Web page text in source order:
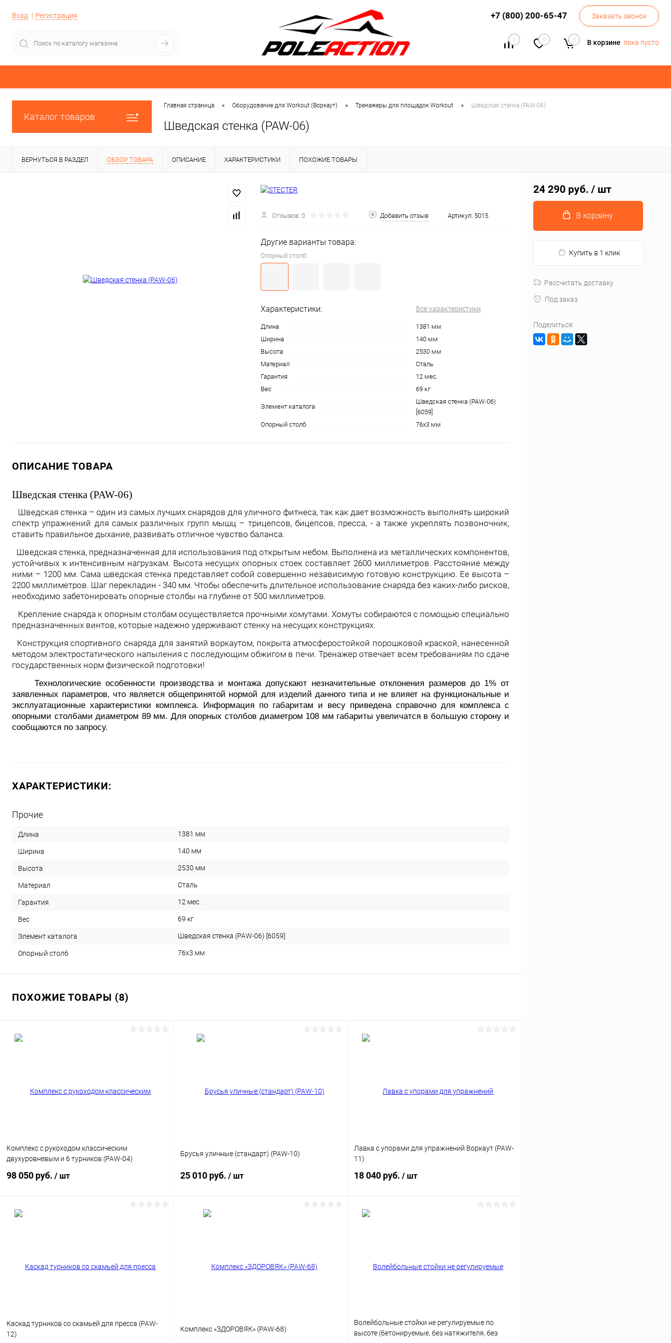
Вход Регистрация +7 (800) 200-65-47 Заказать звонок
0 0 0 В корзине пока пусто
Каталог товаров
Главная страница • Оборудование для Workout (Воркаут) • Тренажеры для площадок Workout • Шведская стенка (PAW-06)
Шведская стенка (PAW-06)
ВЕРНУТЬСЯ В РАЗДЕЛ ОБЗОР ТОВАРА ОПИСАНИЕ ХАРАКТЕРИСТИКИ ПОХОЖИЕ ТОВАРЫ
Отзывов: 0 Добавить отзыв Артикул: 5015
Другие варианты товара:
Опорный столб:
Характеристики: Все характеристики
Длина
1381 мм
Ширина
140 мм
Высота
2530 мм
Материал
Сталь
Гарантия
12 мес.
Вес
69 кг
Элемент каталога
Шведская стенка (PAW-06)
[6059]
Опорный столб
76х3 мм
ОПИСАНИЕ ТОВАРА
Шведская стенка (PAW-06)
Шведская стенка – один из самых лучших снарядов для уличного фитнеса, так как дает возможность выполнять широкий
спектр упражнений для самых различных групп мышц – трицепсов, бицепсов, пресса, - а также укреплять позвоночник,
ставить правильное дыхание, развивать отличное чувство баланса.
Шведская стенка, предназначенная для использования под открытым небом. Выполнена из металлических компонентов,
устойчивых к интенсивным нагрузкам. Высота несущих опорных стоек составляет 2600 миллиметров. Расстояние между
ними – 1200 мм. Сама шведская стенка представляет собой совершенно независимую готовую конструкцию. Ее высота –
2200 миллиметров. Шаг перекладин - 340 мм. Чтобы обеспечить длительное использование снаряда без каких-либо рисков,
необходимо забетонировать опорные столбы на глубине от 500 миллиметров.
Крепление снаряда к опорным столбам осуществляется прочными хомутами. Хомуты собираются с помощью специально
предназначенных винтов, которые надежно удерживают стенку на несущих конструкциях.
Конструкция спортивного снаряда для занятий воркаутом, покрыта атмосферостойкой порошковой краской, нанесенной
методом электростатического напыления с последующим обжигом в печи. Тренажер отвечает всем требованиям по сдаче
государственных норм физической подготовки!
Технологические особенности производства и монтажа допускают незначительные отклонения размеров до 1% от
заявленных параметров, что является общепринятой нормой для изделий данного типа и не влияет на функциональные и
эксплуатационные характеристики комплекса. Информация по габаритам и весу приведена справочно для комплекса с
опорными столбами диаметром 89 мм. Для опорных столбов диаметром 108 мм габариты увеличатся в большую сторону и
сообщаются по запросу.
ХАРАКТЕРИСТИКИ:
Прочие
Длина 1381 мм
Ширина 140 мм
Высота 2530 мм
Материал Сталь
Гарантия 12 мес.
Вес 69 кг
Элемент каталога Шведская стенка (PAW-06) [6059]
Опорный столб 76х3 мм
ПОХОЖИЕ ТОВАРЫ (8)
Комплекс с рукоходом классическим
двухуровневым и 6 турников (PAW-04)
98 050 руб. / шт
Брусья уличные (стандарт) (PAW-10)
25 010 руб. / шт
Лавка с упорами для упражнений Воркаут (PAW-
11)
18 040 руб. / шт
Каскад турников со скамьей для пресса (PAW-
12)
Комплекс «ЗДОРОВЯК» (PAW-68)
Волейбольные стойки не регулируемые по
высоте (бетонируемые, без натяжителя, без
24 290 руб. / шт
В корзину
Купить в 1 клик
Рассчитать доставку
Под заказ
Поделиться